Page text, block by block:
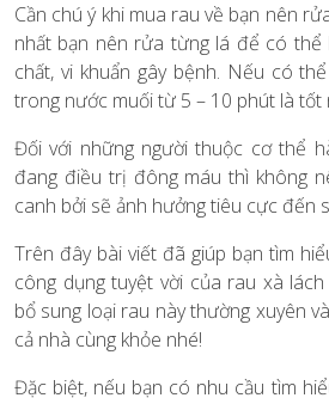
Cần chú ý khi mua rau về bạn nên
nhất bạn nên rửa từng lá để có thể
chất, vi khuẩn gây bệnh. Nếu có
trong nước muối từ 5 – 10 phút là tốt
Đối với những người thuộc cơ thể
đang điều trị đông máu thì không
canh bởi sẽ ảnh hưởng tiêu cực đến
Trên đây bài viết đã giúp bạn tìm
công dụng tuyệt vời của rau xà
bổ sung loại rau này thường xuyên
cả nhà cùng khỏe nhé!
Đặc biệt, nếu bạn có nhu cầu tìm